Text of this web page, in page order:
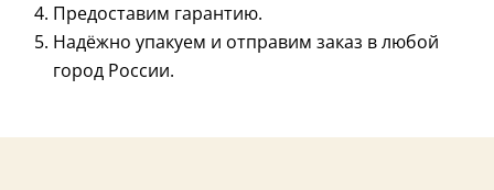
Предоставим гарантию.
Надёжно упакуем и отправим заказ в любой
город России.